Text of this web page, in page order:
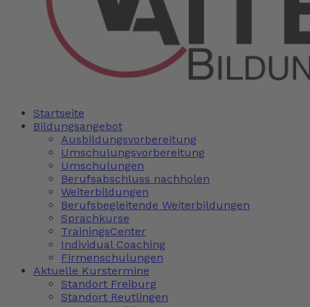
Startseite
Bildungsangebot
Ausbildungsvorbereitung
Umschulungsvorbereitung
Umschulungen
Berufsabschluss nachholen
Weiterbildungen
Berufsbegleitende Weiterbildungen
Sprachkurse
TrainingsCenter
Individual Coaching
Firmenschulungen
Aktuelle Kurstermine
Standort Freiburg
Standort Reutlingen